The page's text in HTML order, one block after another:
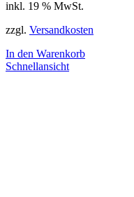
inkl. 19 % MwSt.
zzgl. Versandkosten
In den Warenkorb
Schnellansicht